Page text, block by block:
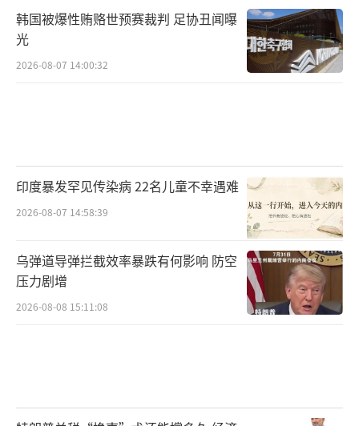
韩国被爆性贿赂世预赛裁判 足协丑闻曝
光
2026-08-07 14:00:32
印度暴发罕见传染病 22名儿童不幸遇难
2026-08-07 14:58:39
乌弹道导弹拦截效率暴跌有何影响 防空
压力剧增
2026-08-08 15:11:08